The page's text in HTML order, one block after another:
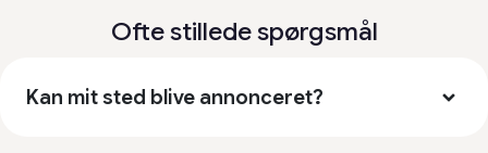
Ofte stillede spørgsmål
Kan mit sted blive annonceret?